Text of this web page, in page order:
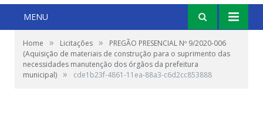
MENU
Home » Licitações »
PREGÃO PRESENCIAL Nº 9/2020-006
(Aquisição de materiais de construção para o suprimento das
necessidades manutenção dos órgãos da prefeitura
municipal) » cde1b23f-4861-11ea-88a3-c6d2cc853888